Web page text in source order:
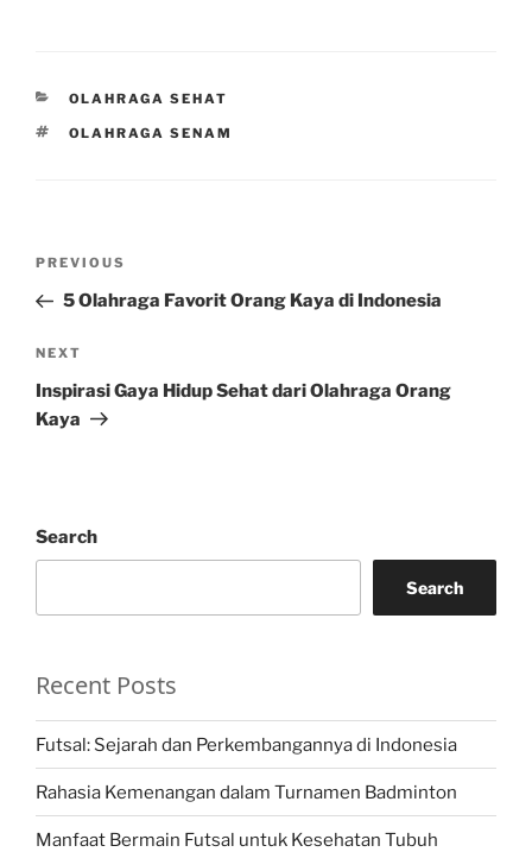
CATEGORIES
OLAHRAGA SEHAT
TAGS
OLAHRAGA SENAM
Previous
Post
PREVIOUS
5 Olahraga Favorit Orang Kaya di Indonesia
Next
Post
NEXT
Inspirasi Gaya Hidup Sehat dari Olahraga Orang
Kaya
Search
Search
Recent Posts
Futsal: Sejarah dan Perkembangannya di Indonesia
Rahasia Kemenangan dalam Turnamen Badminton
Manfaat Bermain Futsal untuk Kesehatan Tubuh